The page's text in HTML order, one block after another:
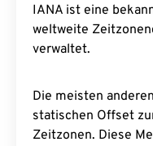
IANA ist eine
weltweite
verwaltet.
Die meisten
statischen Offset
Zeitzonen. Diese